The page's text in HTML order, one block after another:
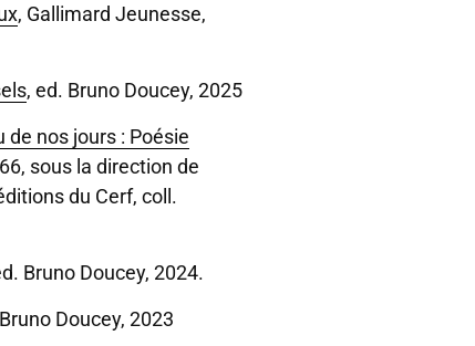
, Gallimard Jeunesse,
, ed. Bruno Doucey, 2025
de nos jours : Poésie
sous la direction de
du Cerf, coll.
Bruno Doucey, 2024.
Doucey, 2023